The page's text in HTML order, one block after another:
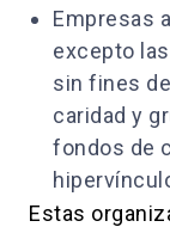
Empresas
excepto
sin fines
caridad y
fondos de
Estas